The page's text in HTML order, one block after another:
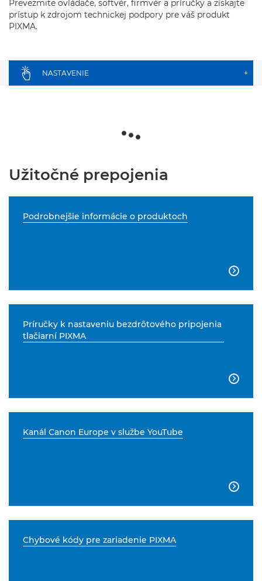
Prevezmite ovládače, softvér, firmvér a príručky a získajte
prístup k zdrojom technickej podpory pre váš produkt
PIXMA.
NASTAVENIE +
Užitočné prepojenia
Podrobnejšie informácie o produktoch

Príručky k nastaveniu bezdrôtového pripojenia
tlačiarní PIXMA

Kanál Canon Europe v službe YouTube

Chybové kódy pre zariadenie PIXMA